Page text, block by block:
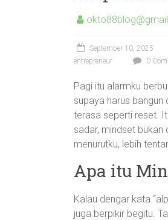
September 10, 2025
entrepreneur
0
Pagi itu alarmku
supaya harus bangun
terasa seperti reset.
sadar, mindset
menurutku, lebih
Apa itu
Kalau dengar kata
juga berpikir begitu.